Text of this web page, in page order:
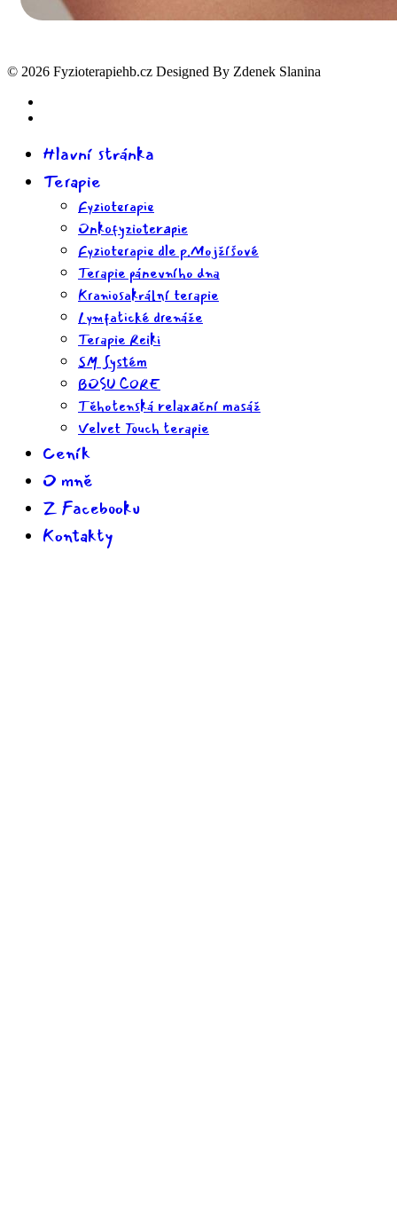
© 2026 Fyzioterapiehb.cz Designed By Zdenek Slanina
Hlavní stránka
Terapie
Fyzioterapie
Onkofyzioterapie
Fyzioterapie dle p.Mojžíšové
Terapie pánevního dna
Kraniosakrální terapie
Lymfatické drenáže
Terapie Reiki
SM Systém
BOSU CORE
Těhotenská relaxační masáž
Velvet Touch terapie
Ceník
O mně
Z Facebooku
Kontakty